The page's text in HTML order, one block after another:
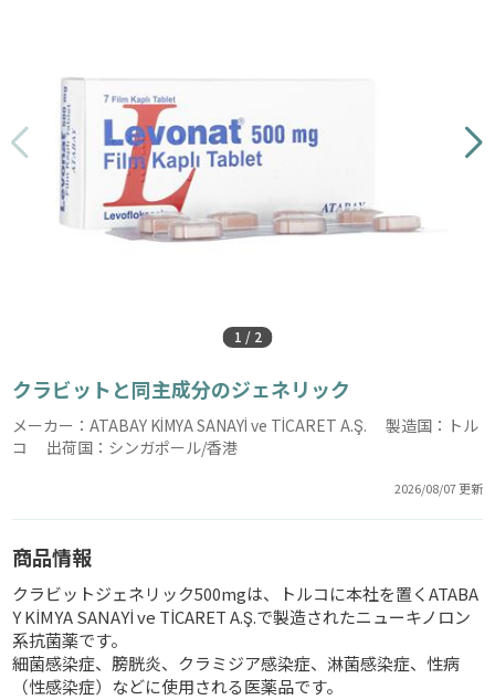
1 / 2
クラビットと同主成分のジェネリック
メーカー：ATABAY KİMYA SANAYİ ve TİCARET A.Ş. 製造国：トル
コ 出荷国：シンガポール/香港
2026/08/07 更新
商品情報
クラビットジェネリック500mgは、トルコに本社を置くATABA
Y KİMYA SANAYİ ve TİCARET A.Ş.で製造されたニューキノロン
系抗菌薬です。
細菌感染症、膀胱炎、クラミジア感染症、淋菌感染症、性病
（性感染症）などに使用される医薬品です。